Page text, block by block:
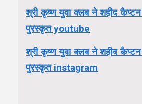
श्री कृष्ण युवा क्लब ने शहीद कैप्टन
पुरस्कृत youtube
श्री कृष्ण युवा क्लब ने शहीद कैप्टन
पुरस्कृत instagram